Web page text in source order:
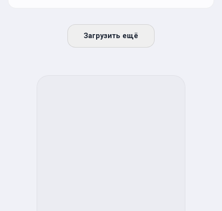
Загрузить ещё